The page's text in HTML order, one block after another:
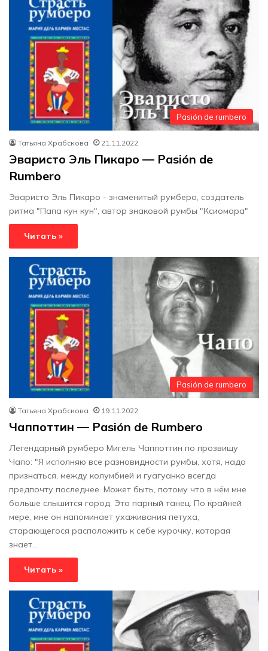
Pasión de rumbero
Татьяна Храбскова 21.11.2022
Эваристо Эль Пикаро — Pasión de
Rumbero
Эваристо Эль Пикаро - знаменитый румберо, создатель
ритма "Папа кун кун", автор знаковой румбы "Ксиомара"
Читать »
Pasión de rumbero
Татьяна Храбскова 19.11.2022
Чаппоттин — Pasión de Rumbero
Легендарный румберо Мигель Чаппоттин по прозвищу
Чапо: "Я исполняю все разновидности румбы, хотя, надо
признаться, между колумбией и гуагуанко всегда
предпочту последнее. Может быть, потому что в нём мне
больше слышится город. Это парный танец. По крайней
мере, мне он напоминает ухаживания петуха,
старающегося расположить к себе курочку, которая
знает…
Читать »